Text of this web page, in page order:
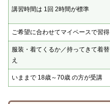
講習時間は 1回 2時間が標準
ご希望に合わせてマイペースで習得
服装・着てくるか／持ってきて着替
え
いままで 18歳～70歳 の方が受講